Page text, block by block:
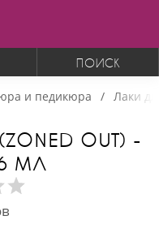
ПОИСК
и педикюра Лаки
OUT) -
МЛ